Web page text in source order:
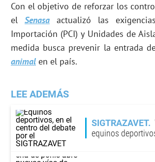
Con el objetivo de reforzar los
el Senasaactualizó las
Importación (PCI) y Unidades de
medida busca prevenir la entrada
animal en el país.
LEE ADEMÁS
SIGTRAZAVET
equinos